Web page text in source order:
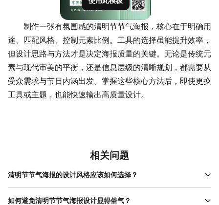
制作一张有氛围感的清明节节气海报，核心在于明确用
途、匹配风格、控制元素比例。工具的选择虽能提升效率，
但设计思路与方法才是决定海报质量的关键。无论是传统元
素与现代审美的平衡，还是信息层级的清晰规划，都需要从
受众需求与节日内涵出发。掌握这些核心方法后，即使更换
工具或主题，也能快速输出高质量设计。
相关问题
清明节节气海报的设计风格应该如何选择？
设计风格的选择需结合海报的用途与受众。若用于企业活动宣传，
建议采用简约现代风，通过清晰的文字层级与简洁的元素组合传递
如何避免清明节节气海报设计显得俗气？